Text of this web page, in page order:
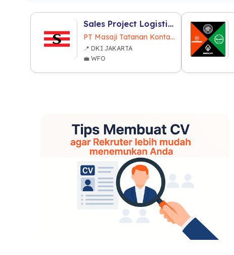
Sales Project Logistic Staff
PT Masaji Tatanan Kontainer Indonesia
📍 DKI JAKARTA
💼 WFO